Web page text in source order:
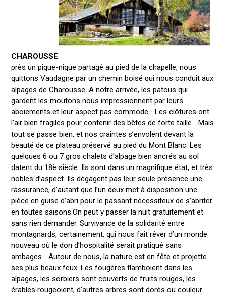
CHAROUSSE
près un pique-nique partagé au pied de la chapelle, nous
quittons Vaudagne par un chemin boisé qui nous conduit aux
alpages de Charousse. A notre arrivée, les patous qui
gardent les moutons nous impressionnent par leurs
aboiements et leur aspect pas commode… Les clôtures ont
l’air bien fragiles pour contenir des bêtes de forte taille… Mais
tout se passe bien, et nos craintes s’envolent devant la
beauté de ce plateau préservé au pied du Mont Blanc. Les
quelques 6 ou 7 gros chalets d’alpage bien ancrés au sol
datent du 18è siècle. Ils sont dans un magnifique état, et très
nobles d’aspect. Ils dégagent pas leur seule présence une
rassurance, d’autant que l’un deux met à disposition une
pièce en guise d’abri pour le passant nécessiteux de s’abriter
en toutes saisons.On peut y passer la nuit gratuitement et
sans rien demander. Survivance de la solidarité entre
montagnards, certainement, qui nous fait rêver d’un monde
nouveau où le don d’hospitalité serait pratiqué sans
ambages… Autour de nous, la nature est en fête et projette
ses plus beaux feux. Les fougères flamboient dans les
alpages, les sorbiers sont couverts de fruits rouges, les
érables rougeoient, d’autres arbres sont dorés ou couleur